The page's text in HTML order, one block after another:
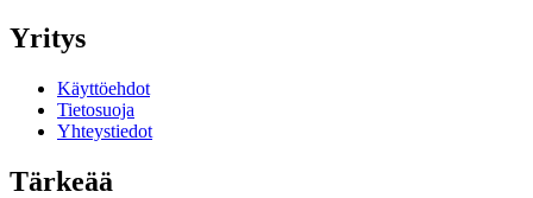
Yritys
Käyttöehdot
Tietosuoja
Yhteystiedot
Tärkeää